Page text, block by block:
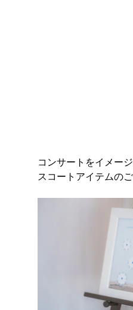
コンサートをイメー
スコートアイテムのご